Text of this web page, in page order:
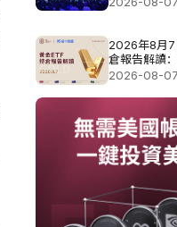
2026年8月7
倉報告解讀
易日增加
2026-08-07